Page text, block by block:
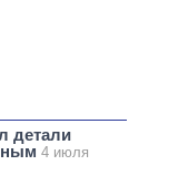
детали
4 июля